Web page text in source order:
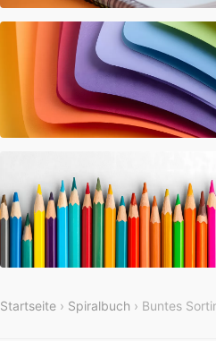
Startseite › Spiralbuch › Buntes